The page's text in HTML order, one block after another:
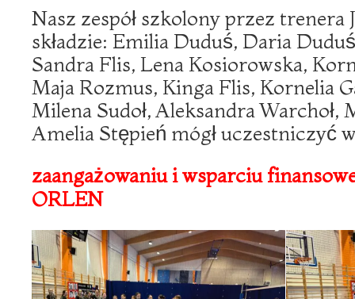
Nasz zespół szkolony przez trenera
składzie: Emilia Duduś, Daria
Sandra Flis, Lena Kosiorowska,
Maja Rozmus, Kinga Flis, Kornelia
Milena Sudoł, Aleksandra Warchoł,
Amelia Stępień mógł uczestniczyć
zaangażowaniu i wsparciu
ORLEN